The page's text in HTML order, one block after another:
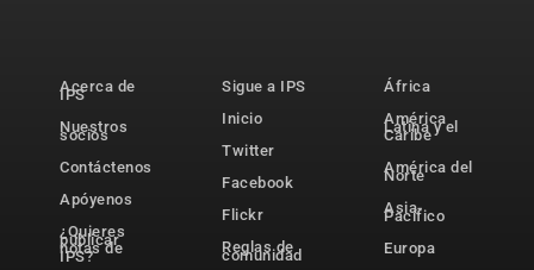
Acerca de
IPS
Nuestros
socios
Contáctenos
Apóyenos
¿Quieres
publicar
notas de
IPS?
Sigue a IPS
Inicio
Twitter
Facebook
Flickr
Reglas de
comunidad
África
América
Latina y el
Caribe
América del
Norte
Asia-
Pacífico
Europa